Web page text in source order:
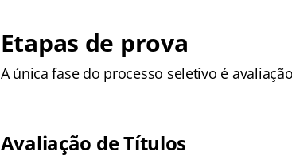
Etapas de prova
A única fase do processo seletivo é
Avaliação de Títulos